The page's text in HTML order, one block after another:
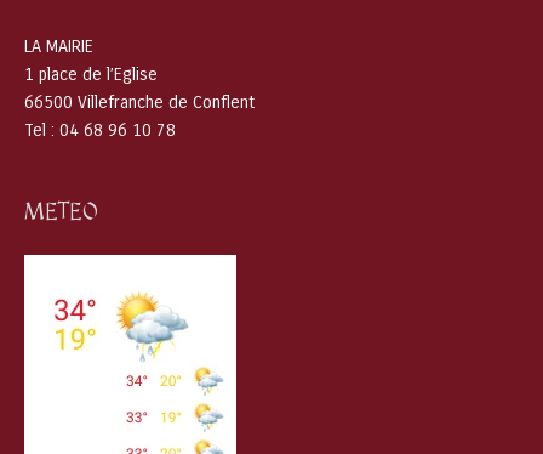
LA MAIRIE
1 place de l’Eglise
66500 Villefranche de Conflent
Tel : 04 68 96 10 78
METEO